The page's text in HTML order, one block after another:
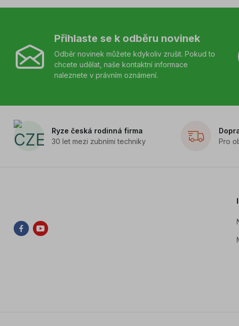
Přihlaste se k odběru novinek
Odběr novinek můžete kdykoliv zrušit. Pokud to
chcete udělat, naše kontaktní informace
naleznete v právním oznámení.
Ryze česká rodinná firma
30 let mezi zubními techniky
Pro